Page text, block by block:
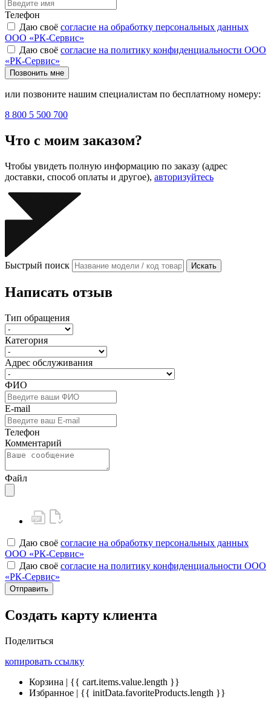
Телефон
Даю своё согласие на обработку персональных данных
ООО «РК-Сервис»
Даю своё согласие на политику конфиденциальности ООО
«РК-Сервис»
Позвонить мне
или позвоните нашим специалистам по бесплатному номеру:
8 800 5 500 700
Что с моим заказом?
Чтобы увидеть полную информацию по заказу (адрес
доставки, способ оплаты и другое), авторизуйтесь
Быстрый поиск Искать
Написать отзыв
Тип обращения
Категория
Адрес обслуживания
ФИО
E-mail
Телефон
Комментарий
Файл
Даю своё согласие на обработку персональных данных
ООО «РК-Сервис»
Даю своё согласие на политику конфиденциальности ООО
«РК-Сервис»
Отправить
Создать карту клиента
Поделиться
копировать ссылку
Корзина | {{ cart.items.value.length }}
Избранное | {{ initData.favoriteProducts.length }}